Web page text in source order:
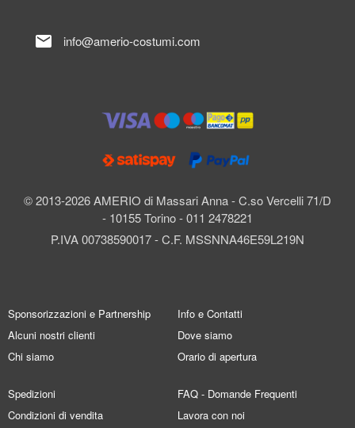
© 2013-2026 AMERIO di Massari Anna - C.so Vercelli 71/D
- 10155 Torino - 011 2478221
P.IVA 00738590017 - C.F. MSSNNA46E59L219N
mail info@amerio-costumi.com
Sponsorizzazioni e Partnership
Alcuni nostri clienti
Chi siamo
Info e Contatti
Dove siamo
Orario di apertura
Spedizioni
Condizioni di vendita
FAQ - Domande Frequenti
Lavora con noi